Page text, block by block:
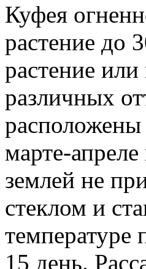
Куфея
растение до
растение
различных
расположены
марте-
землей не
стеклом и
температуре
15 день.